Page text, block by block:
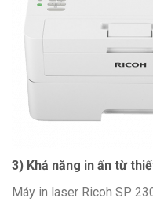
3) Khả năng in ấn từ
Máy in laser Ricoh SP